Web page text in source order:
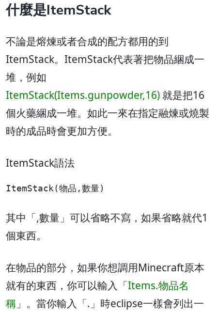
什麼是ItemStack
不論是熔煉或者合成的配方都用的到
ItemStack。ItemStack代表著把物品綑成一
堆，例如
ItemStack(Items.gunpowder,16)就是把16
個火藥綑成一堆。如此一來在指定融煉或燒製
時的成品時會更加方便。
ItemStack語法
ItemStack(物品,數量)
其中「,數量」可以省略不寫，如果省略就代1
個東西。
在物品的部分，如果你想調用Minecraft原本
就有的東西，你可以輸入「Items.物品名
稱 」。當你輸入「.」時eclipse一樣會列出一